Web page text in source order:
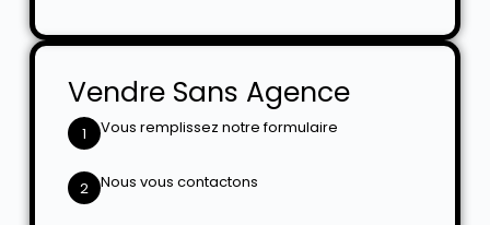
Vendre Sans Agence
1 Vous remplissez notre formulaire
2 Nous vous contactons